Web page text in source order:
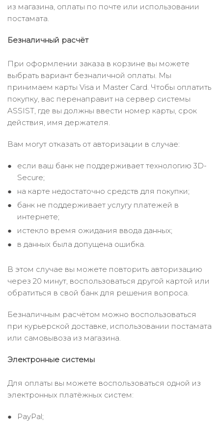
из магазина, оплаты по почте или использовании
постамата.
Безналичный расчёт
При оформлении заказа в корзине вы можете
выбрать вариант безналичной оплаты. Мы
принимаем карты Visa и Master Card. Чтобы оплатить
покупку, вас перенаправит на сервер системы
ASSIST, где вы должны ввести номер карты, срок
действия, имя держателя.
Вам могут отказать от авторизации в случае:
если ваш банк не поддерживает технологию 3D-
Secure;
на карте недостаточно средств для покупки;
банк не поддерживает услугу платежей в
интернете;
истекло время ожидания ввода данных;
в данных была допущена ошибка.
В этом случае вы можете повторить авторизацию
через 20 минут, воспользоваться другой картой или
обратиться в свой банк для решения вопроса.
Безналичным расчётом можно воспользоваться
при курьерской доставке, использовании постамата
или самовывоза из магазина.
Электронные системы
Для оплаты вы можете воспользоваться одной из
электронных платёжных систем:
PayPal;